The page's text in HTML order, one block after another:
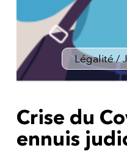
Légalité /
Crise du
ennuis